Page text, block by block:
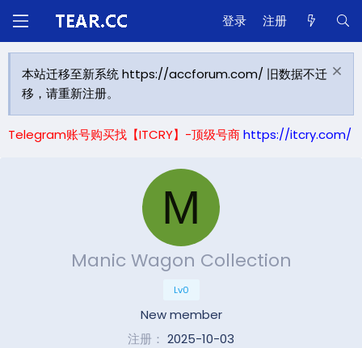
登录 注册
本站迁移至新系统 https://accforum.com/ 旧数据不迁
移，请重新注册。
Telegram账号购买找【ITCRY】-顶级号商https://itcry.com/
M
Manic Wagon Collection
Lv0
New member
注册
2025-10-03